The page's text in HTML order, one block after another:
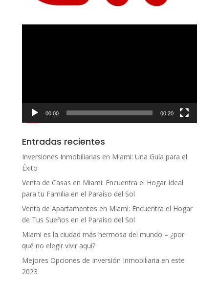
00:00 00:20
Entradas recientes
Inversiones Inmobiliarias en Miami: Una Guía para el
Éxito
Venta de Casas en Miami: Encuentra el Hogar Ideal
para tu Familia en el Paraíso del Sol
Venta de Apartamentos en Miami: Encuentra el Hogar
de Tus Sueños en el Paraíso del Sol
Miami es la ciudad más hermosa del mundo – ¿por
qué no elegir vivir aquí?
Mejores Opciones de Inversión Inmobiliaria en este
2023